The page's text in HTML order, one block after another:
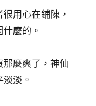
用心在鋪陳，
麼的。
麼爽了，神仙
淡。